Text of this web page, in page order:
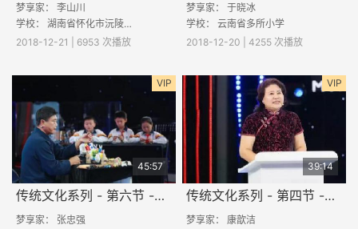
梦享家： 李山川
学校： 湖南省怀化市沅陵县落坪九校
2018-12-21 | 6953 次播放
梦享家： 于晓冰
学校： 云南省多所小学
2018-12-20 | 4255 次播放
VIP
45:57
传统文化系列 - 第六节 -《心灵手巧玩泥巴》
梦享家： 张忠强
VIP
39:14
传统文化系列 - 第四节 -《天人合一话节气》
梦享家： 康歆洁